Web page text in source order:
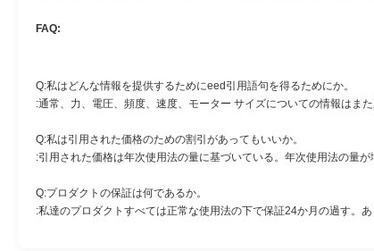
FAQ:
Q:私はどんな情報を提供するためにeed引用語句を得るためにか。
:通常、力、電圧、頻度、速度、モーター サイズについての情報はま
Q:私は引用された価格のための割引があってもいいか。
:引用された価格は年次使用法の量に基づいている。年次使用法の量
Q:プロダクトの保証は何であるか。
:私達のプロダクトすべては正常な使用法の下で保証24か月の過す。